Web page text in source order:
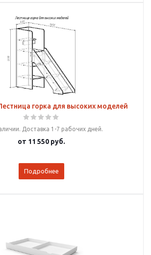
горка для высоких моделей
Доставка 1-7 рабочих дней.
от 11 550 руб.
Подробнее